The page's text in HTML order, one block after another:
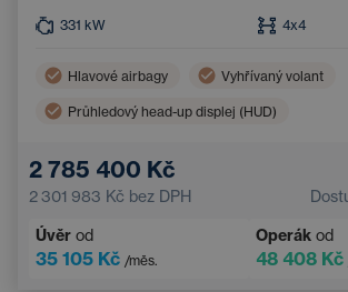
331 kW 4x4
Hlavové airbagy Vyhřívaný volant
Průhledový head-up displej (HUD)
Třízónová klimatizace
Roletky zadních oken Bluetooth
2 785 400 Kč
2 301 983 Kč bez DPH
Úvěr od
35 105 Kč /měs.
Operák od
48 408 Kč